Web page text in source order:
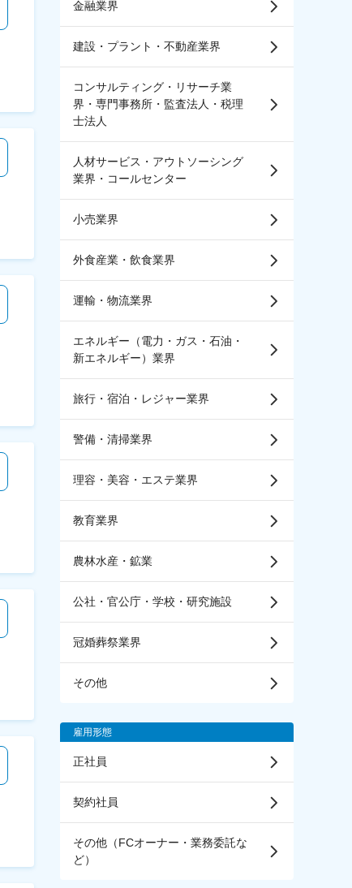
金融業界
建設・プラント・不動産業界
コンサルティング・リサーチ業
界・専門事務所・監査法人・税理
士法人
人材サービス・アウトソーシング
業界・コールセンター
小売業界
外食産業・飲食業界
運輸・物流業界
エネルギー（電力・ガス・石油・
新エネルギー）業界
旅行・宿泊・レジャー業界
警備・清掃業界
理容・美容・エステ業界
教育業界
農林水産・鉱業
公社・官公庁・学校・研究施設
冠婚葬祭業界
その他
雇用形態
正社員
契約社員
その他（FCオーナー・業務委託な
ど）